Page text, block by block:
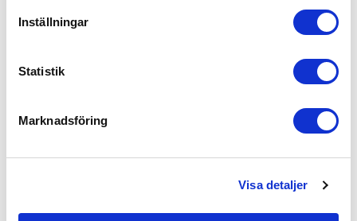
Inställningar
Statistik
Marknadsföring
Visa detaljer
Finns i lager